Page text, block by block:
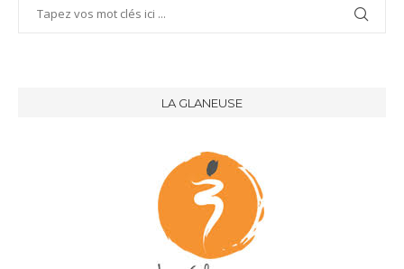
LA GLANEUSE